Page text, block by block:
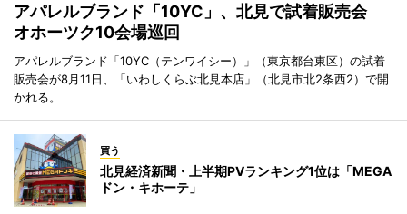
アパレルブランド「10YC」、北見で試着販売会
オホーツク10会場巡回
アパレルブランド「10YC（テンワイシー）」（東京都台東区）の試着
販売会が8月11日、「いわしくらぶ北見本店」（北見市北2条西2）で開
かれる。
買う
北見経済新聞・上半期PVランキング1位は「MEGA
ドン・キホーテ」